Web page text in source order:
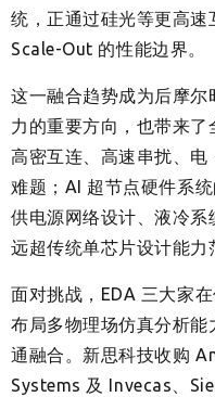
统，正通过硅光等更高
Scale-Out 的性能边界。
这一融合趋势成为后摩
力的重要方向，也带来
高密互连、高速串扰、
难题；AI 超节点硬件系
供电源网络设计、液冷系
远超传统单芯片设计能力
面对挑战，EDA 三大家
布局多物理场仿真分析
通融合。新思科技收购
Systems 及 Invecas、